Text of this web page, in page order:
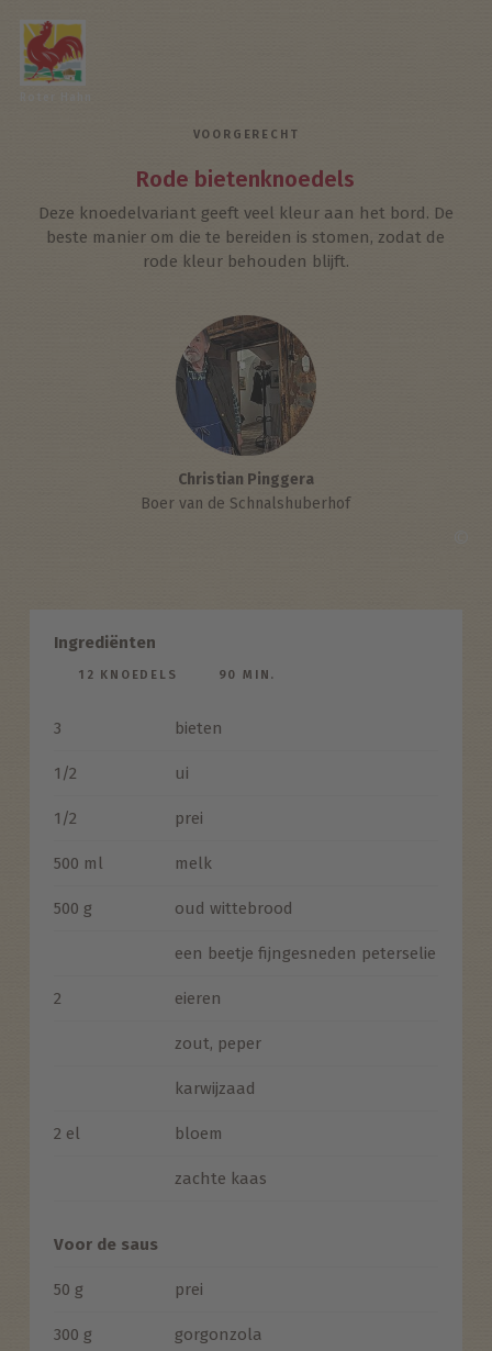
VOORGERECHT
Rode bietenknoedels
Deze knoedelvariant geeft veel kleur aan het bord. De
beste manier om die te bereiden is stomen, zodat de
rode kleur behouden blijft.
Christian Pinggera
Boer van de Schnalshuberhof
Ingrediënten
12 KNOEDELS 90 MIN.
3 bieten
1/2 ui
1/2 prei
500 ml melk
500 g oud wittebrood
een beetje fijngesneden peterselie
2 eieren
zout, peper
karwijzaad
2 el bloem
zachte kaas
Voor de saus
50 g prei
300 g gorgonzola